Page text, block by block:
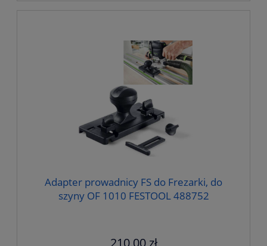
Adapter prowadnicy FS do Frezarki, do
szyny OF 1010 FESTOOL 488752
210,00 zł